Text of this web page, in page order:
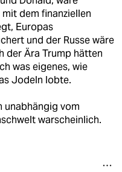
dem finanziellen
Europas
und der Russe wäre
der Ära Trump hätten
was eigenes, wie
Jodeln lobte.
unabhängig vom
warscheinlich.